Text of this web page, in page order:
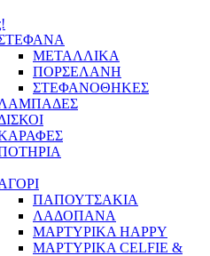
ΜΕΤΑΛΛΙΚΑ
ΠΟΡΣΕΛΑΝΗ
ΣΤΕΦΑΝΟΘΗΚΕΣ
ΠΑΠΟΥΤΣΑΚΙΑ
ΛΑΔΟΠΑΝΑ
ΜΑΡΤΥΡΙΚΑ HAPPY
ΜΑΡΤΥΡΙΚΑ CELFIE &